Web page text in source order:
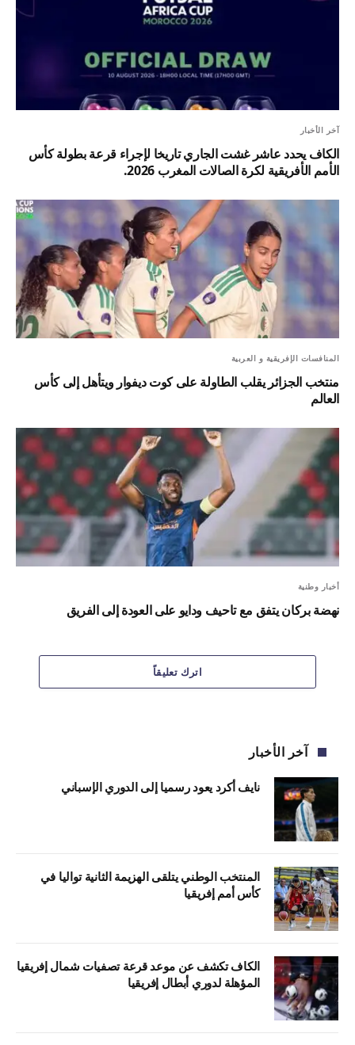
آخر الأخبار
الكاف يحدد عاشر غشت الجاري تاريخا لإجراء قرعة بطولة كأس
الأمم الأفريقية لكرة الصالات المغرب 2026.
المنافسات الإفريقية و العربية
منتخب الجزائر يقلب الطاولة على كوت ديفوار ويتأهل إلى كأس
العالم
أخبار وطنية
نهضة بركان يتفق مع تاحيف ودايو على العودة إلى الفريق
اترك تعليقاً
آخر الأخبار
نايف أكرد يعود رسميا إلى الدوري الإسباني
المنتخب الوطني يتلقى الهزيمة الثانية تواليا في
كأس أمم إفريقيا
الكاف تكشف عن موعد قرعة تصفيات شمال إفريقيا
المؤهلة لدوري أبطال إفريقيا